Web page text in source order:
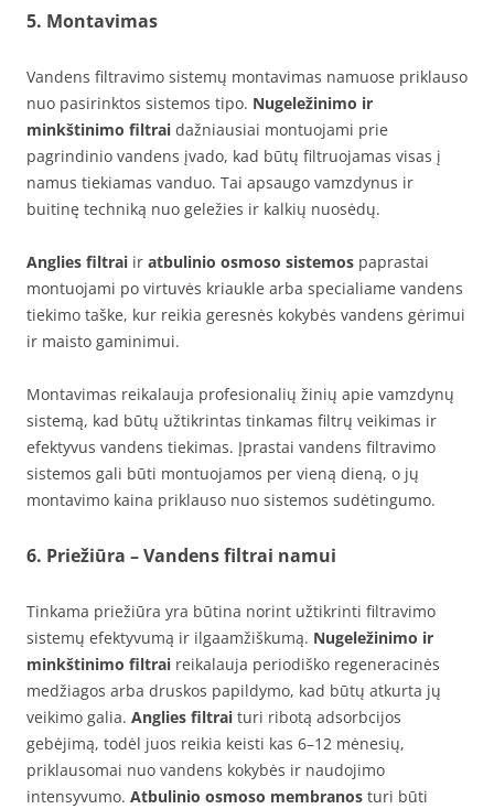
5. Montavimas
Vandens filtravimo sistemų montavimas namuose priklauso
nuo pasirinktos sistemos tipo. Nugeležinimo ir
minkštinimo filtrai dažniausiai montuojami prie
pagrindinio vandens įvado, kad būtų filtruojamas visas į
namus tiekiamas vanduo. Tai apsaugo vamzdynus ir
buitinę techniką nuo geležies ir kalkių nuosėdų.
Anglies filtrai ir atbulinio osmoso sistemos paprastai
montuojami po virtuvės kriaukle arba specialiame vandens
tiekimo taške, kur reikia geresnės kokybės vandens gėrimui
ir maisto gaminimui.
Montavimas reikalauja profesionalių žinių apie vamzdynų
sistemą, kad būtų užtikrintas tinkamas filtrų veikimas ir
efektyvus vandens tiekimas. Įprastai vandens filtravimo
sistemos gali būti montuojamos per vieną dieną, o jų
montavimo kaina priklauso nuo sistemos sudėtingumo.
6. Priežiūra – Vandens filtrai namui
Tinkama priežiūra yra būtina norint užtikrinti filtravimo
sistemų efektyvumą ir ilgaamžiškumą. Nugeležinimo ir
minkštinimo filtrai reikalauja periodiško regeneracinės
medžiagos arba druskos papildymo, kad būtų atkurta jų
veikimo galia. Anglies filtrai turi ribotą adsorbcijos
gebėjimą, todėl juos reikia keisti kas 6–12 mėnesių,
priklausomai nuo vandens kokybės ir naudojimo
intensyvumo. Atbulinio osmoso membranos turi būti